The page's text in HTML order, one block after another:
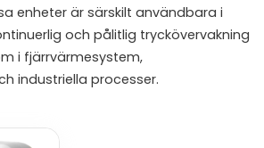
enheter är särskilt användbara i
och pålitlig tryckövervakning
i fjärrvärmesystem,
industriella processer.